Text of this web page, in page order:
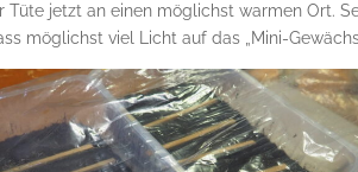
Tüte jetzt an einen möglichst warmen Ort.
möglichst viel Licht auf das „Mini-